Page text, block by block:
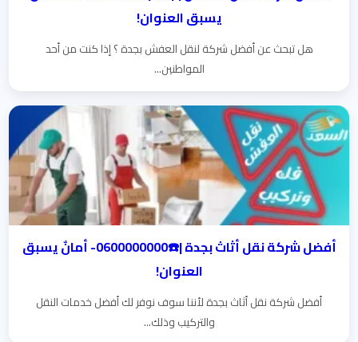
يسبق العنوان!
هل تبحث عن أفضل شركة لنقل العفش بجدة ؟ إذا كنت من أحد
المواطنين...
أفضل شركة نقل أثاث بجدة |☎️0600000000- أمانٌ يسبق
العنوان!
أفضل شركة نقل أثاث بجدة لأننا سوف نوفر لك أفضل خدمات النقل
والتركيب وذلك...